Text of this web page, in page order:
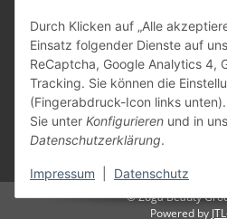
Durch Klicken auf „Alle
Einsatz folgender Dienste auf
ReCaptcha, Google Analytics 4,
Tracking. Sie können die
(Fingerabdruck-Icon links
Sie unter Konfigurieren und in
Datenschutzerklärung.
Impressum Datenschutz
Vertrag
© Zoga Beauty
Powered by